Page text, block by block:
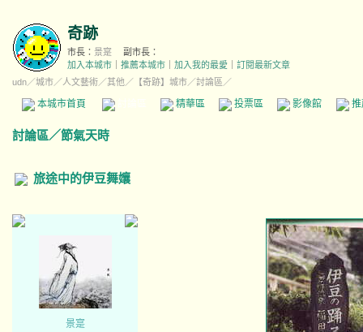
奇跡
市長： 景寔
副市長：
加入本城市
推薦本城市 加入我的最愛
訂閱最新文章
udn／城市／人文藝術／其他 ／ 【奇跡】城市／討論區／
本城市首頁 精華區 投票區 影像館
討論區／節氣天時
旅途中的伊豆舞孃
景寔